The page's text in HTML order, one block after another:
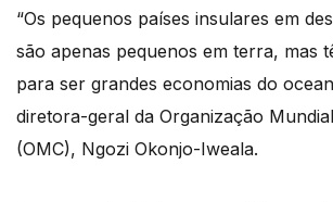
“Os pequenos países insulares em
são apenas pequenos em terra, mas
para ser grandes economias do
diretora-geral da Organização
(OMC), Ngozi Okonjo-Iweala.